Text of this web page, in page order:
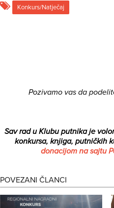
Konkurs/Natječaj
Pozivamo vas da
Sav rad u Klubu putnika je
konkursa, knjiga, putničkih
donacijom na sajtu
POVEZANI ČLANCI